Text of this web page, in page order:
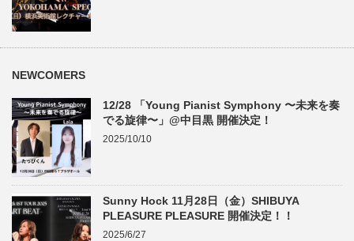
NEWCOMERS
12/28 「Young Pianist Symphony 〜未来を奏
でる旋律〜」@中目黒 開催決定！
2025/10/10
Sunny Hock 11月28日（金）SHIBUYA
PLEASURE PLEASURE 開催決定！！
2025/6/27